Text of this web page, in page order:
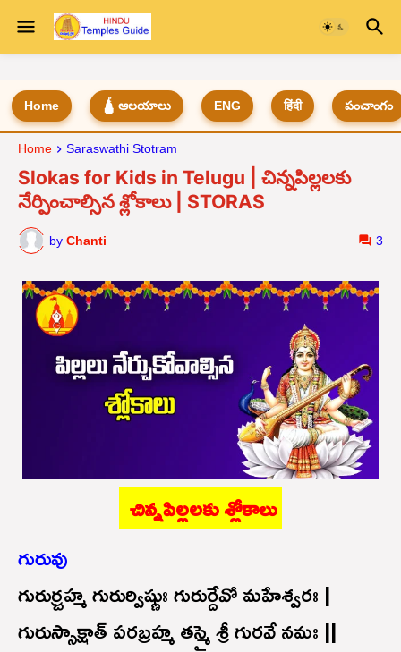
Home 🛕 ఆలయాలు ENG हिंदी పంచాంగం
Home Saraswathi Stotram
Slokas for Kids in Telugu | చిన్నపిల్లలకు
నేర్పించాల్సిన శ్లోకాలు | STORAS
by Chanti 3
చిన్నపిల్లలకు శ్లోకాలు
గురువు
గురుర్బ్రహ్మ గురుర్విష్ణుః గురుర్దేవో మహేశ్వరః |
గురుస్సాక్షాత్ పరబ్రహ్మ తస్మై శ్రీ గురవే నమః ||